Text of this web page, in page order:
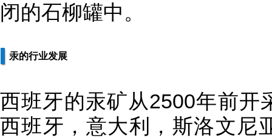
闭的石柳罐中。
汞的行业发展
西班牙的汞矿从2500年前开
西班牙，意大利，斯洛文尼